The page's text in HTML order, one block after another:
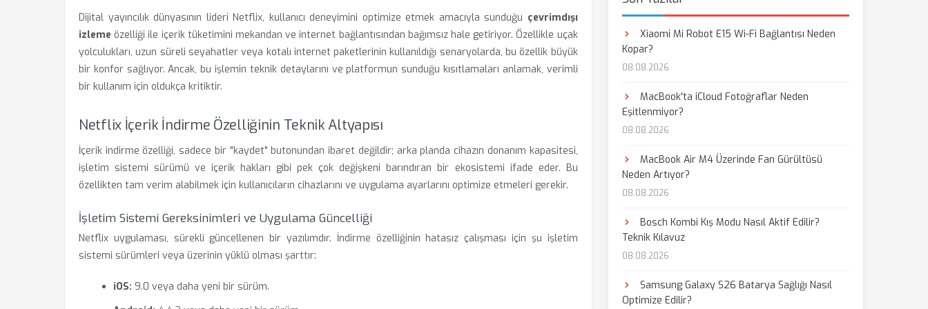
Dijital yayıncılık dünyasının lideri Netflix, kullanıcı deneyimini optimize etmek amacıyla sunduğu çevrimdışı
izleme özelliği ile içerik tüketimini mekandan ve internet bağlantısından bağımsız hale getiriyor. Özellikle uçak
yolculukları, uzun süreli seyahatler veya kotalı internet paketlerinin kullanıldığı senaryolarda, bu özellik büyük
bir konfor sağlıyor. Ancak, bu işlemin teknik detaylarını ve platformun sunduğu kısıtlamaları anlamak, verimli
bir kullanım için oldukça kritiktir.
Netflix İçerik İndirme Özelliğinin Teknik Altyapısı
İçerik indirme özelliği, sadece bir "kaydet" butonundan ibaret değildir; arka planda cihazın donanım kapasitesi,
işletim sistemi sürümü ve içerik hakları gibi pek çok değişkeni barındıran bir ekosistemi ifade eder. Bu
özellikten tam verim alabilmek için kullanıcıların cihazlarını ve uygulama ayarlarını optimize etmeleri gerekir.
İşletim Sistemi Gereksinimleri ve Uygulama Güncelliği
Netflix uygulaması, sürekli güncellenen bir yazılımdır. İndirme özelliğinin hatasız çalışması için şu işletim
sistemi sürümleri veya üzerinin yüklü olması şarttır:
iOS: 9.0 veya daha yeni bir sürüm.
Xiaomi Mi Robot E15 Wi-Fi Bağlantısı Neden
Kopar?
08.08.2026
MacBook'ta iCloud Fotoğraflar Neden
Eşitlenmiyor?
08.08.2026
MacBook Air M4 Üzerinde Fan Gürültüsü
Neden Artıyor?
08.08.2026
Bosch Kombi Kış Modu Nasıl Aktif Edilir?
Teknik Kılavuz
08.08.2026
Samsung Galaxy S26 Batarya Sağlığı Nasıl
Optimize Edilir?